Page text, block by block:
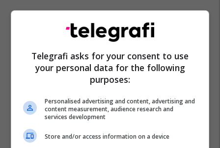
Shfaqja Vojçek
Shfaqje Teatrale
Telegrafi asks for your consent to use
your personal data for the following
purposes:
Personalised advertising and content, advertising and
content measurement, audience research and
services development
Store and/or access information on a device